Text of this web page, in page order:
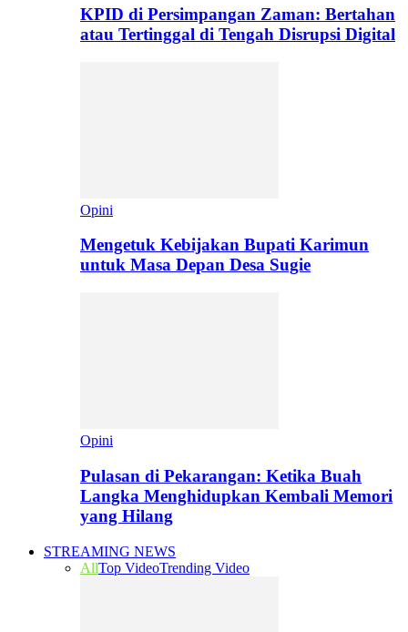
KPID di Persimpangan Zaman: Bertahan
atau Tertinggal di Tengah Disrupsi Digital
Opini
Mengetuk Kebijakan Bupati Karimun
untuk Masa Depan Desa Sugie
Opini
Pulasan di Pekarangan: Ketika Buah
Langka Menghidupkan Kembali Memori
yang Hilang
STREAMING NEWS
AllTop VideoTrending Video